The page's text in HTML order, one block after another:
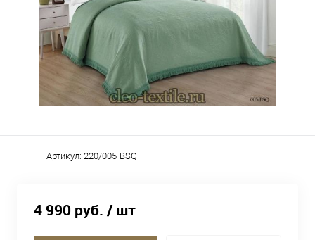
Артикул: 220/005-BSQ
4 990 руб. / шт